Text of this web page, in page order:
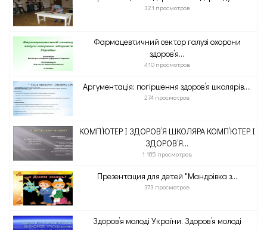
321 просмотров
Фармацевтичний сектор галузі охорони
здоров’я...
410 просмотров
Аргументація: погіршення здоров’я школярів....
274 просмотров
КОМП’ЮТЕР І ЗДОРОВ’Я ШКОЛЯРА КОМП’ЮТЕР І
ЗДОРОВ’Я...
1 185 просмотров
Презентация для детей "Мандрівка з...
373 просмотров
Здоров’я молоді України. Здоров’я молоді